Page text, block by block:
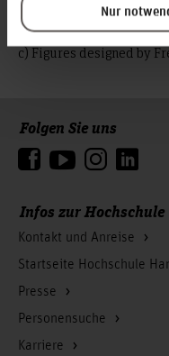
Nur
c) Figures designed by
Infos zur Hochschule
Kontakt und Anreise
Startseite Hochschule
Presse
Personensuche
Karriere
Folgen Sie uns